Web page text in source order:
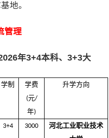
地。
管理
年3+4本科、3+3大
学制
学费
(元/
年)
升学方向
3+4 3000
河北工业职业技术